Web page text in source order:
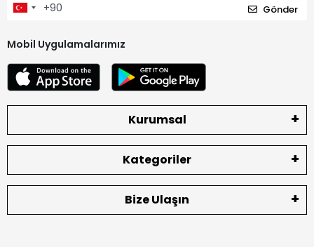
Gönder
Mobil Uygulamalarımız
Kurumsal
Kategoriler
Bize Ulaşın